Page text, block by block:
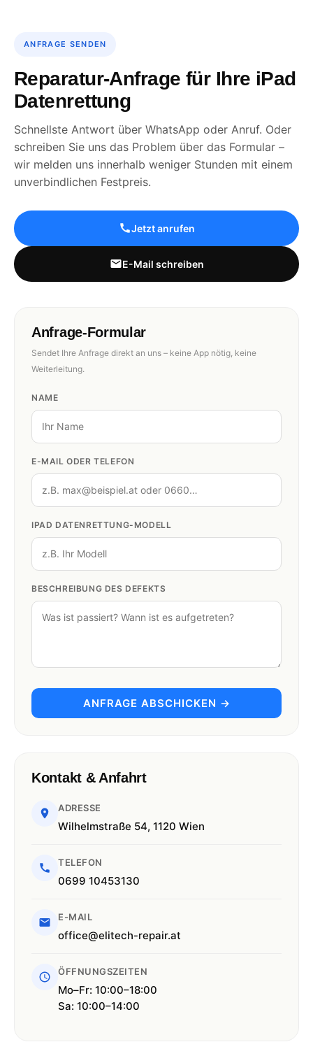
ANFRAGE SENDEN
Reparatur-Anfrage für Ihre iPad
Datenrettung
Schnellste Antwort über WhatsApp oder Anruf. Oder
schreiben Sie uns das Problem über das Formular –
wir melden uns innerhalb weniger Stunden mit einem
unverbindlichen Festpreis.
Jetzt anrufen
E-Mail schreiben
Anfrage-Formular
Sendet Ihre Anfrage direkt an uns – keine App nötig, keine
Weiterleitung.
NAME
E-MAIL ODER TELEFON
IPAD DATENRETTUNG-MODELL
BESCHREIBUNG DES DEFEKTS
ANFRAGE ABSCHICKEN →
Kontakt & Anfahrt
ADRESSE
Wilhelmstraße 54, 1120 Wien
TELEFON
0699 10453130
E-MAIL
office@elitech-repair.at
ÖFFNUNGSZEITEN
Mo–Fr: 10:00–18:00
Sa: 10:00–14:00